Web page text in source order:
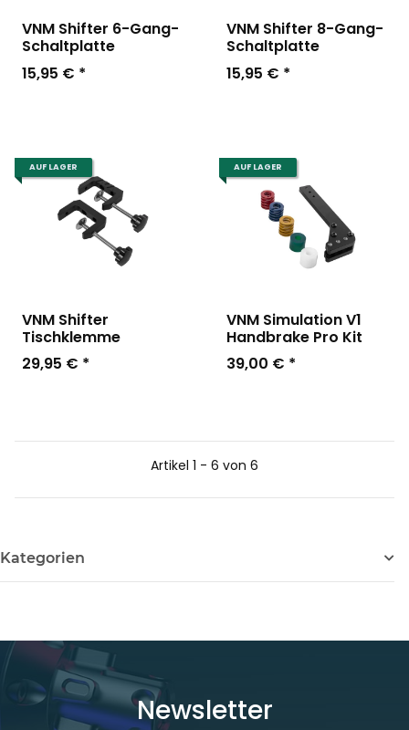
VNM Shifter 6-Gang-
Schaltplatte
15,95 € *
VNM Shifter 8-Gang-
Schaltplatte
15,95 € *
AUF LAGER
VNM Shifter
Tischklemme
29,95 € *
AUF LAGER
VNM Simulation V1
Handbrake Pro Kit
39,00 € *
Artikel 1 - 6 von 6
Kategorien
Newsletter